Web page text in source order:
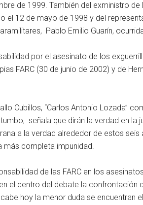
de 1999. También del exministro de
el 12 de mayo de 1998 y del
Pablo Emilio Guarín,
por el asesinato de los
FARC (30 de junio de 2002) y de
Cubillos, “Carlos Antonio Lozada”
señala que dirán la verdad en la
a la verdad alrededor de estos seis
más completa impunidad.
de las FARC en los
el centro del debate la confrontación
hoy la menor duda se encuentran